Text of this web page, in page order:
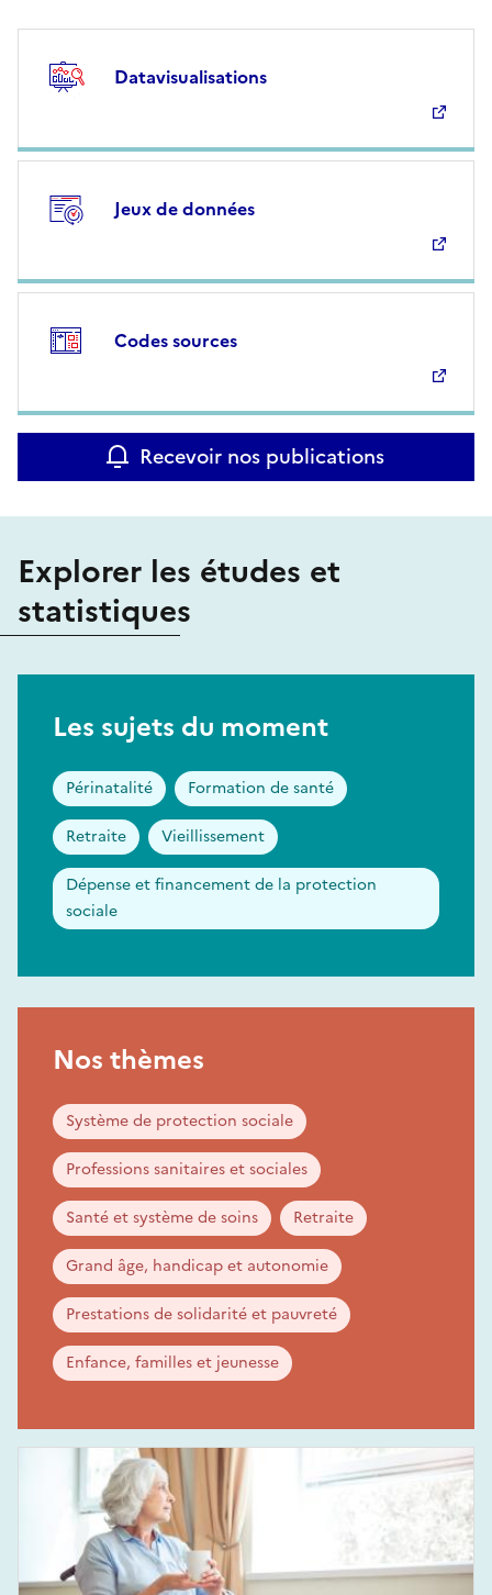
Datavisualisations
Jeux de données
Codes sources
Recevoir nos publications
Explorer les études et
statistiques
Les sujets du moment
Périnatalité Formation de santé
Retraite Vieillissement
Dépense et financement de la protection
sociale
Nos thèmes
Système de protection sociale
Professions sanitaires et sociales
Santé et système de soins Retraite
Grand âge, handicap et autonomie
Prestations de solidarité et pauvreté
Enfance, familles et jeunesse